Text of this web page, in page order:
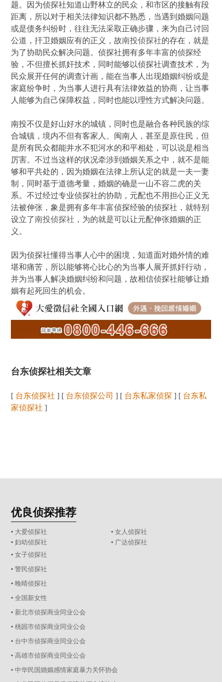
题。因为侦探社知道山野林立的民众，和市区的接触有段
距离，所以对于相关法律知识都不熟悉，当遇到婚姻问题
或是债务纠纷时，往往无法采取正确步骤，来为自己讨回
公道，扞卫婚姻应有的正义，故南投侦探社的存在，就是
为了协助民众解决问题。侦探社拥有多年丰富的侦探经
验，不但擅长抓奸技术，同时能够以侦探社调查技术，为
民众展开任何的调查计画，能在当事人出现婚姻纠纷或是
家庭纷争时，为当事人进行具有法律效益的协商，让当事
人能够为自己保障权益，同时也能以理性方式解决问题。
南投不仅是好山好水的城镇，同时也是融合各种民族的综
合城镇，境内不但有客家人、闽南人，甚至是原住民，但
是所有民众都能井水不犯河水的和平相处，可以说是相当
厉害。不过当这样的状况牵涉到婚姻关系之中，就不是能
够和平共处的，因为婚姻在法律上所认定的就是一夫一妻
制，同时基于道德考量，婚姻的确是一山不容二虎的关
系。不过经过专业侦探社的协助，元配也不用担心正义无
法被伸张，象是拥有多年丰富侦探经验的侦探社，就特别
设立了南投侦探社 ，为的就是可以让元配伸张婚姻的正
义。
因为侦探社懂得当事人心中的困境，知道面对婚外情的难
堪和痛苦，所以能够将心比心的为当事人展开抓奸行动，
并为当事人解决婚姻纠纷和问题，故相信侦探社能够让婚
姻有起死回生的机会。
台东侦探社相关文章
[ 台东侦探社 ] [ 台东侦探公司 ] [ 台东私家侦探 ] [ 台东私
家侦探社 ]
优良侦探推荐
▪ 大爱侦探社
▪ 女人侦探社
▪ 妇幼侦探社
▪ 广达侦探社
▪ 女子侦探社
▪ 警民侦探社
▪ 晚晴侦探社
▪ 全国新女性
▪ 新北市侦探商业同业公会
▪ 桃园市侦探商业同业公会
▪ 台中市侦探商业同业公会
▪ 高雄市侦探商业同业公会
▪ 中华民国婚姻感情家庭暴力关怀协会